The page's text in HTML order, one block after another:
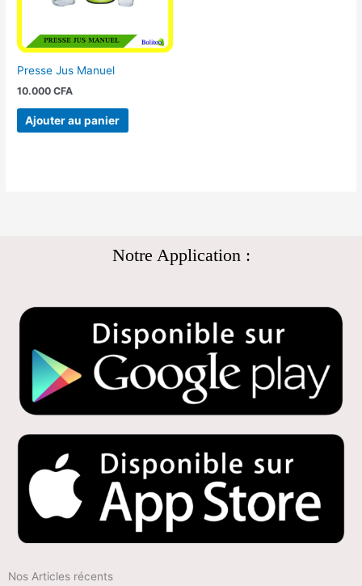
Presse Jus Manuel
10.000CFA
Ajouter au panier
Notre Application :
Nos Articles récents